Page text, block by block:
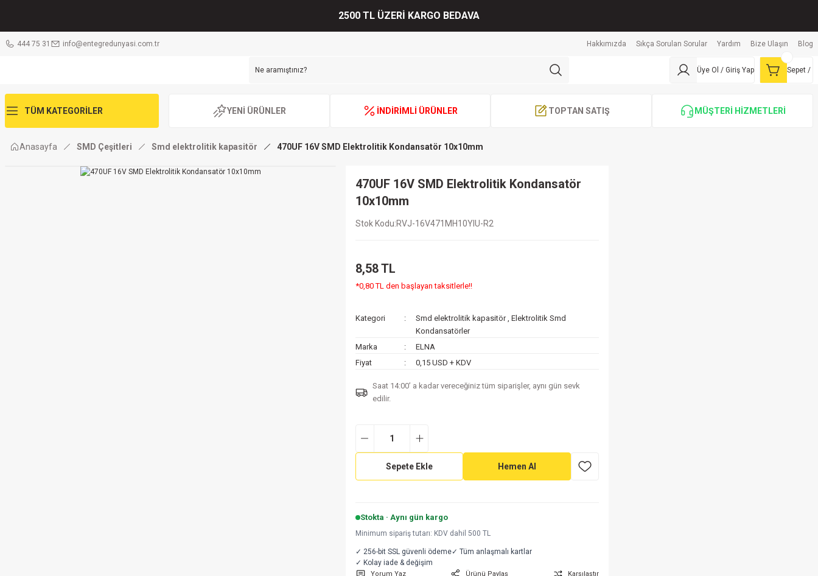
2500 TL ÜZERİ KARGO BEDAVA
444 75 31 info@entegredunyasi.com.tr Hakkımızda Sıkça Sorulan Sorular Yardım Bize Ulaşın Blog
Üye Ol / Giriş Yap Sepet /
TÜM KATEGORİLER YENİ ÜRÜNLER İNDİRİMLİ ÜRÜNLER TOPTAN SATIŞ MÜŞTERİ HİZMETLERİ
Anasayfa SMD Çeşitleri Smd elektrolitik kapasitör 470UF 16V SMD Elektrolitik Kondansatör 10x10mm
470UF 16V SMD Elektrolitik Kondansatör
10x10mm
Stok Kodu RVJ-16V471MH10YIU-R2
8,58 TL
*0,80 TL den başlayan taksitlerle!!
Kategori Smd elektrolitik kapasitör , Elektrolitik Smd
Kondansatörler
Marka
ELNA
Fiyat
0,15 USD + KDV
Saat 14:00’ a kadar vereceğiniz tüm siparişler, aynı gün sevk
edilir.
Sepete Ekle Hemen Al
Stokta · Aynı gün kargo
Minimum sipariş tutarı: KDV dahil 500 TL
✓ 256-bit SSL güvenli ödeme✓ Tüm anlaşmalı kartlar
✓ Kolay iade & değişim
Yorum Yaz Ürünü Paylaş Karşılaştır